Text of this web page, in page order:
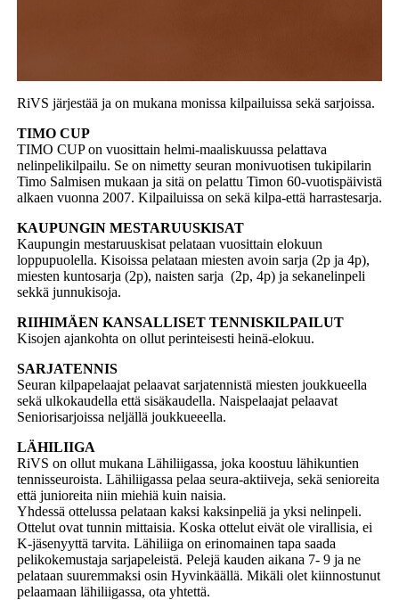
RiVS järjestää ja on mukana monissa kilpailuissa sekä sarjoissa.
TIMO CUP
TIMO CUP on vuosittain helmi-maaliskuussa pelattava
nelinpelikilpailu. Se on nimetty seuran monivuotisen tukipilarin
Timo Salmisen mukaan ja sitä on pelattu Timon 60-vuotispäivistä
alkaen vuonna 2007. Kilpailuissa on sekä kilpa-että harrastesarja.
KAUPUNGIN MESTARUUSKISAT
Kaupungin mestaruuskisat pelataan vuosittain elokuun
loppupuolella. Kisoissa pelataan miesten avoin sarja (2p ja 4p),
miesten kuntosarja (2p), naisten sarja (2p, 4p) ja sekanelinpeli
sekkä junnukisoja.
RIIHIMÄEN KANSALLISET TENNISKILPAILUT
Kisojen ajankohta on ollut perinteisesti heinä-elokuu.
SARJATENNIS
Seuran kilpapelaajat pelaavat sarjatennistä miesten joukkueella
sekä ulkokaudella että sisäkaudella. Naispelaajat pelaavat
Seniorisarjoissa neljällä joukkueeella.
LÄHILIIGA
RiVS on ollut mukana Lähiliigassa, joka koostuu lähikuntien
tennisseuroista. Lähiliigassa pelaa seura-aktiiveja, sekä senioreita
että junioreita niin miehiä kuin naisia.
Yhdessä ottelussa pelataan kaksi kaksinpeliä ja yksi nelinpeli.
Ottelut ovat tunnin mittaisia. Koska ottelut eivät ole virallisia, ei
K-jäsenyyttä tarvita. Lähiliiga on erinomainen tapa saada
pelikokemustaja sarjapeleistä. Pelejä kauden aikana 7- 9 ja ne
pelataan suuremmaksi osin Hyvinkäällä. Mikäli olet kiinnostunut
pelaamaan lähiliigassa, ota yhtettä.